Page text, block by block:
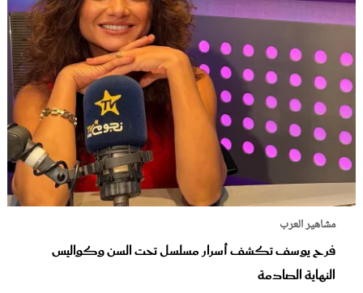
مشاهير العرب
فرح يوسف تكشف أسرار مسلسل تحت السن وكواليس
النهاية الصادمة